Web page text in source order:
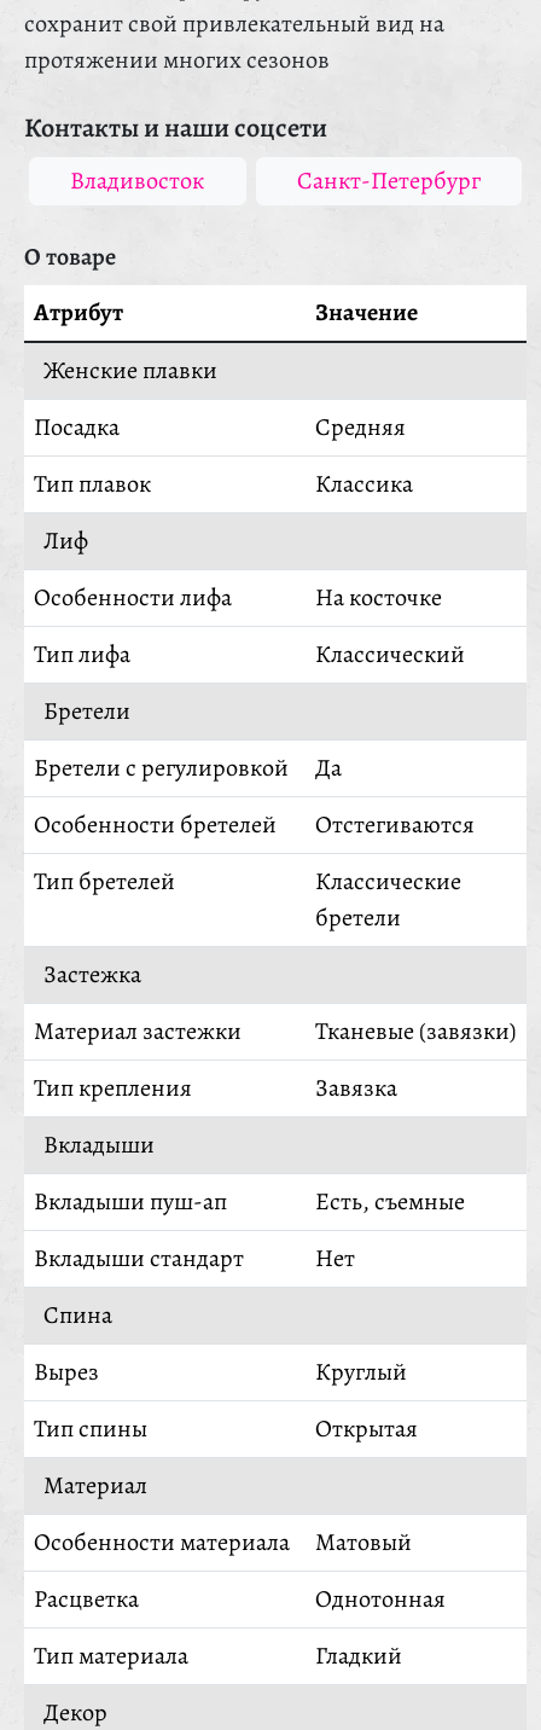
сохранит свой привлекательный вид на
протяжении многих сезонов
Контакты и наши соцсети
Владивосток Санкт-Петербург
О товаре
Атрибут
Значение
Женские плавки
Посадка
Средняя
Тип плавок
Классика
Лиф
Особенности лифа
На косточке
Тип лифа
Классический
Бретели
Бретели с регулировкой
Да
Особенности бретелей
Отстегиваются
Тип бретелей
Классические
бретели
Застежка
Материал застежки
Тканевые (завязки)
Тип крепления
Завязка
Вкладыши
Вкладыши пуш-ап
Есть, съемные
Вкладыши стандарт
Нет
Спина
Вырез
Круглый
Тип спины
Открытая
Материал
Особенности материала
Матовый
Расцветка
Однотонная
Тип материала
Гладкий
Декор